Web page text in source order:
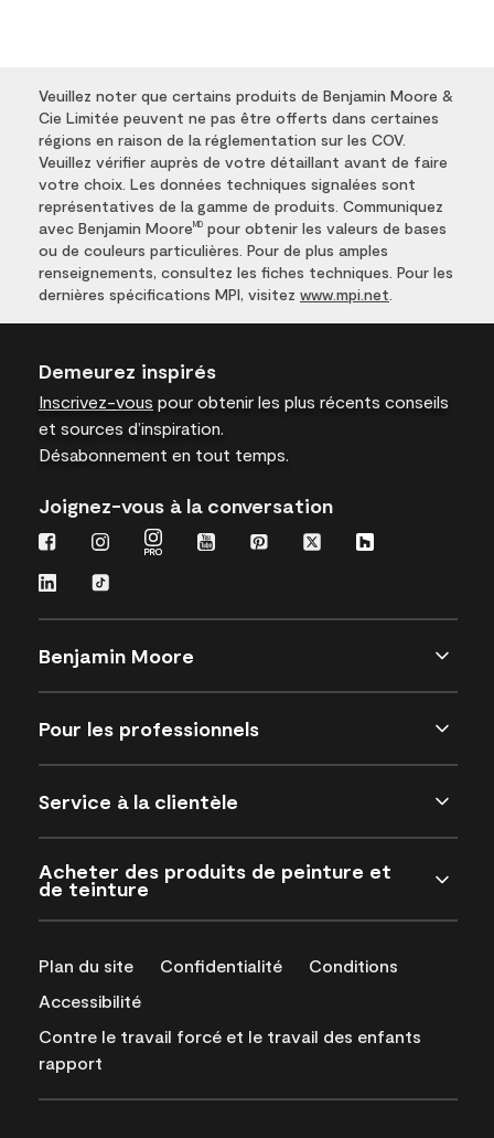
Veuillez noter que certains produits de Benjamin Moore &
Cie Limitée peuvent ne pas être offerts dans certaines
régions en raison de la réglementation sur les COV.
Veuillez vérifier auprès de votre détaillant avant de faire
votre choix. Les données techniques signalées sont
représentatives de la gamme de produits. Communiquez
avec Benjamin Moore MD pour obtenir les valeurs de bases
ou de couleurs particulières. Pour de plus amples
renseignements, consultez les fiches techniques. Pour les
dernières spécifications MPI, visitez www.mpi.net
Demeurez inspirés
Inscrivez-vous pour obtenir les plus récents conseils
et sources d’inspiration.
Désabonnement en tout temps.
Joignez-vous à la conversation
Benjamin Moore
Pour les professionnels
Service à la clientèle
Acheter des produits de peinture et
de teinture
Plan du site Confidentialité
Conditions
Accessibilité
Contre le travail forcé et le travail des enfants
rapport